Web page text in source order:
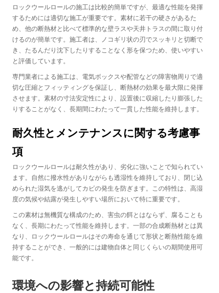
ロックウールロールの施工は比較的簡単ですが、最適な性能を発揮
するためには適切な施工が重要です。素材に若干の硬さがあるた
め、他の断熱材と比べて標準的な壁ラスや天井トラスの間に取り付
けるのが簡単です。施工者は、ノコギリ状の刃でスッキリと切断で
き、たるんだり沈下したりすることなく形を保つため、使いやすい
と評価しています。
専門業者による施工は、電気ボックスや配管などの障害物周りで適
切な圧縮とフィッティングを保証し、断熱材の効果を最大限に発揮
させます。素材の寸法安定性により、設置後に収縮したり膨張した
りすることがなく、長期間にわたって一貫した性能を維持します。
耐久性とメンテナンスに関する考慮事
項
ロックウールロールは耐久性があり、劣化に強いことで知られてい
ます。自然に撥水性がありながらも透湿性を維持しており、閉じ込
められた湿気を逃がしてカビの発生を防ぎます。この特性は、高湿
度の気候や結露が発生しやすい場所において特に重要です。
この素材は無機質な構成のため、害虫の餌とはならず、腐ることも
なく、長期にわたって性能を維持します。一部の合成断熱材とは異
なり、ロックウールロールはその寿命を通じて形状と断熱性能を維
持することができ、一般的には建物自体と同じくらいの期間使用可
能です。
環境への影響と持続可能性